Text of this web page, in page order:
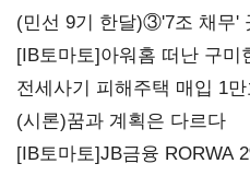
(민선 9기 한달)③'7조 채무'
20년만에 '비상재정' 선언 승
[IB토마토]아워홈 떠난 구
가족 지배체제 구축
전세사기 피해주택 매입 1
4만278명
(시론)꿈과 계획은 다르다
[IB토마토]JB금융 RORWA